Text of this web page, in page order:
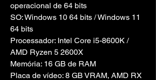
operacional de 64 bits
SO: Windows 10 64 bits / Windows 11
64 bits
Processador: Intel Core i5-8600K /
AMD Ryzen 5 2600X
Memória: 16 GB de RAM
Placa de vídeo: 8 GB VRAM, AMD RX